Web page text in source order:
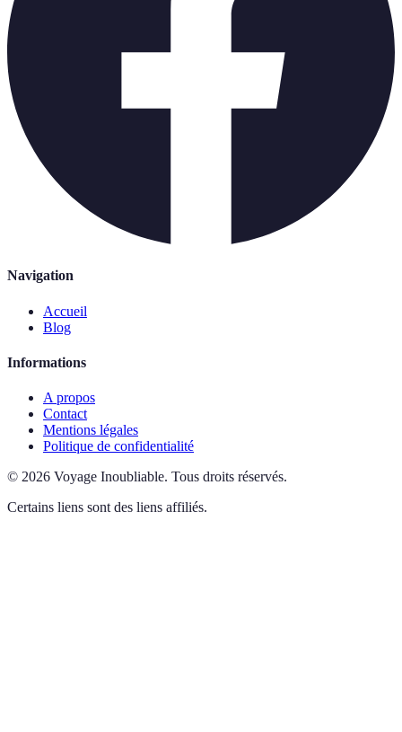
Navigation
Accueil
Blog
Informations
A propos
Contact
Mentions légales
Politique de confidentialité
© 2026 Voyage Inoubliable. Tous droits réservés.
Certains liens sont des liens affiliés.